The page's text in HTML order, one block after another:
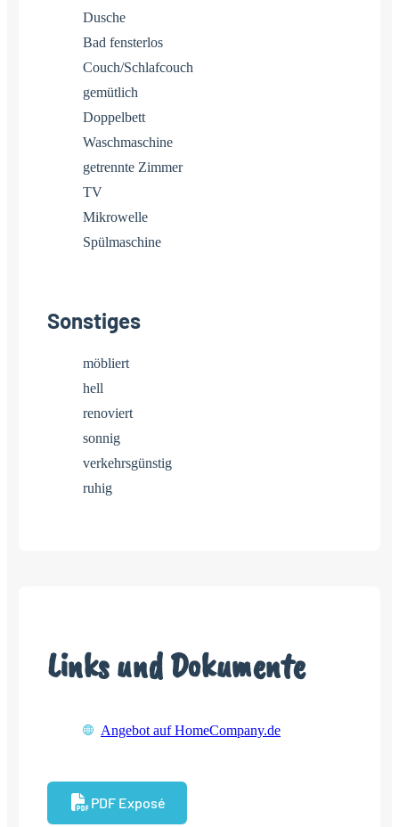
Dusche
Bad fensterlos
Couch/Schlafcouch
gemütlich
Doppelbett
Waschmaschine
getrennte Zimmer
TV
Mikrowelle
Spülmaschine
Sonstiges
möbliert
hell
renoviert
sonnig
verkehrsgünstig
ruhig
Links und Dokumente
Angebot auf HomeCompany.de
PDF Exposé